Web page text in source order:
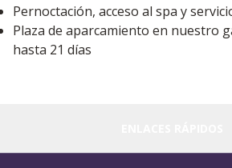
Pernoctación, acceso al spa y
Plaza de aparcamiento en nuestro
hasta 21 días